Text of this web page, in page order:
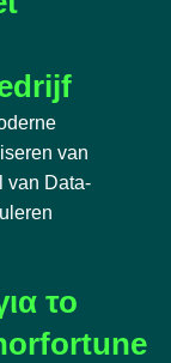
van
van Data-
το